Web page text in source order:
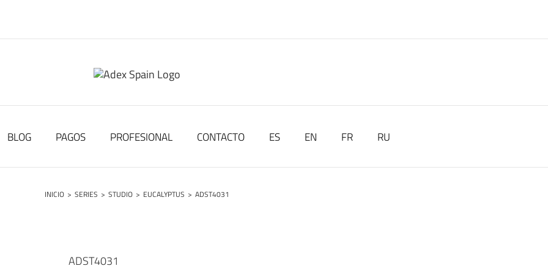
BLOG PAGOS PROFESIONAL CONTACTO ES EN FR RU
INICIO > SERIES > STUDIO > EUCALYPTUS > ADST4031
ADST4031